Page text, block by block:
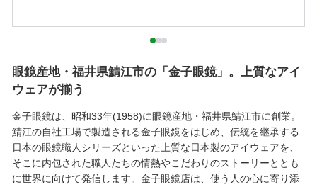
眼鏡産地・福井県鯖江市の「金子眼鏡」。上質なアイ
ウェアが揃う
金子眼鏡は、昭和33年(1958)に眼鏡産地・福井県鯖江市に創業。
鯖江の自社工場で製造される金子眼鏡をはじめ、伝統を継承する
日本の眼鏡職人シリーズといった上質な日本製のアイウェアを、
そこに内包された職人たちの情熱やこだわりのストーリーととも
に世界に向けて発信します。金子眼鏡店は、使う人の心に寄り添